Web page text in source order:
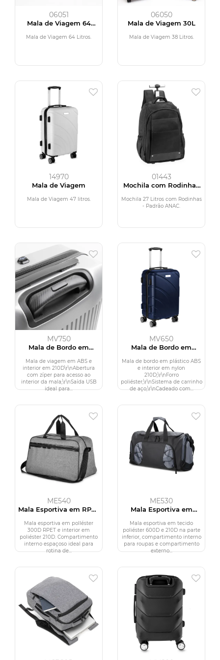
06051
Mala de Viagem 64
Mala de Viagem 64 Litros.
06050
Mala de Viagem 30L
Mala de Viagem 38 Litros.
14970
Mala de Viagem
Mala de Viagem 47 litros.
01443
Mochila com Rodinhas
Mochila 27 Litros com Rodinhas
- Padrão ANAC.
MV750
Mala de Bordo em
Mala de viagem em ABS e
interior em 210D\r\nAbertura
com zíper para acesso ao
interior da mala;\r\nSaída USB
ideal para...
MV650
Mala de Bordo em
Mala de bordo em plástico ABS
e interior em nylon
210D;\r\nForro
poliéster;\r\nSistema de carrinho
de aço;\r\nCadeado com...
ME540
Mala Esportiva em RPET
Mala esportiva em polIéster
300D RPET e interior em
poliéster 210D. Compartimento
interno espaçoso ideal para
rotina de...
ME530
Mala Esportiva em
Mala esportiva em tecido
poliéster 600D e 210D na parte
inferior, compartimento interno
para roupas e compartimento
externo...